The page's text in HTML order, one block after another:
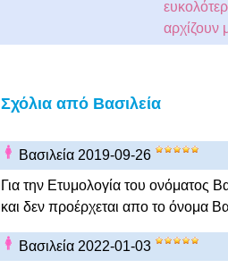
αρχίζουν
Σχόλια από Βασιλεία
Βασιλεία 2019-09-26
Για την Ετυμολογία του ονόματος
και δεν προέρχεται απο το όνομα
Βασιλεία 2022-01-03